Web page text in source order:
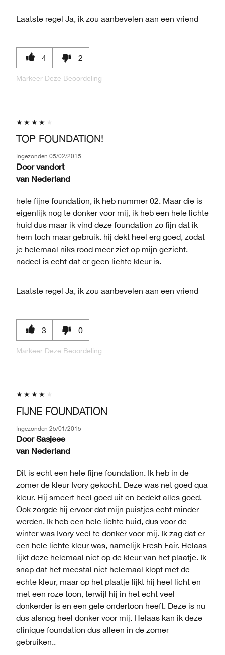
Laatste regel Ja, ik zou aanbevelen aan een vriend
4 2
Markeer Deze Beoordeling
TOP FOUNDATION!
Ingezonden 05/02/2015
Door vandort
van Nederland
hele fijne foundation, ik heb nummer 02. Maar die is
eigenlijk nog te donker voor mij, ik heb een hele lichte
huid dus maar ik vind deze foundation zo fijn dat ik
hem toch maar gebruik. hij dekt heel erg goed, zodat
je helemaal niks rood meer ziet op mijn gezicht.
nadeel is echt dat er geen lichte kleur is.
Laatste regel Ja, ik zou aanbevelen aan een vriend
3 0
Markeer Deze Beoordeling
FIJNE FOUNDATION
Ingezonden 25/01/2015
Door Sasjeee
van Nederland
Dit is echt een hele fijne foundation. Ik heb in de
zomer de kleur Ivory gekocht. Deze was net goed qua
kleur. Hij smeert heel goed uit en bedekt alles goed.
Ook zorgde hij ervoor dat mijn puistjes echt minder
werden. Ik heb een hele lichte huid, dus voor de
winter was Ivory veel te donker voor mij. Ik zag dat er
een hele lichte kleur was, namelijk Fresh Fair. Helaas
lijkt deze helemaal niet op de kleur van het plaatje. Ik
snap dat het meestal niet helemaal klopt met de
echte kleur, maar op het plaatje lijkt hij heel licht en
met een roze toon, terwijl hij in het echt veel
donkerder is en een gele ondertoon heeft. Deze is nu
dus alsnog heel donker voor mij. Helaas kan ik deze
clinique foundation dus alleen in de zomer
gebruiken..